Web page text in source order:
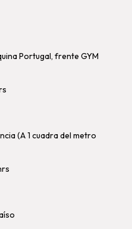
Portugal, frente GYM
(A 1 cuadra del metro